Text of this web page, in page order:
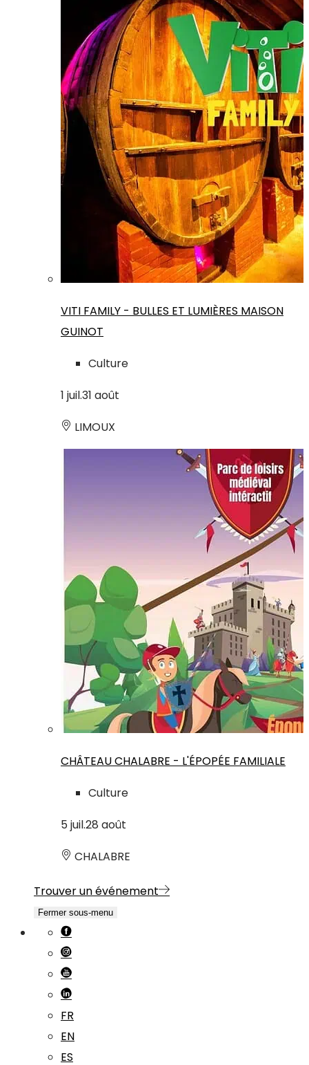
VITI FAMILY - BULLES ET LUMIÈRES MAISON
GUINOT
Culture
1 juil.31 août
LIMOUX
CHÂTEAU CHALABRE - L'ÉPOPÉE FAMILIALE
Culture
5 juil.28 août
CHALABRE
Trouver un événement
Fermer sous-menu
FR
EN
ES